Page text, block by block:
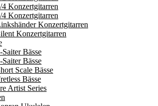
4 Konzertgitarren
4 Konzertgitarren
Konzertgitarren
Konzertgitarren
Saiter Bässe
Saiter Bässe
Scale Bässe
Bässe
Artist Series